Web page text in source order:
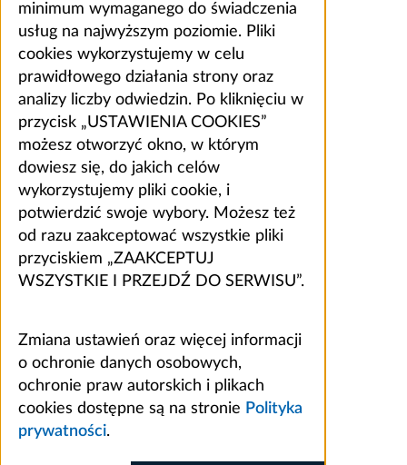
minimum wymaganego do świadczenia
usług na najwyższym poziomie. Pliki
cookies wykorzystujemy w celu
prawidłowego działania strony oraz
analizy liczby odwiedzin. Po kliknięciu w
przycisk „USTAWIENIA COOKIES”
możesz otworzyć okno, w którym
dowiesz się, do jakich celów
wykorzystujemy pliki cookie, i
potwierdzić swoje wybory. Możesz też
od razu zaakceptować wszystkie pliki
przyciskiem „ZAAKCEPTUJ
WSZYSTKIE I PRZEJDŹ DO SERWISU”.
Zmiana ustawień oraz więcej informacji
o ochronie danych osobowych,
ochronie praw autorskich i plikach
cookies dostępne są na stronie Polityka
prywatności.